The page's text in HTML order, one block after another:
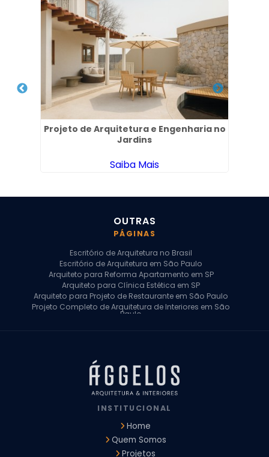
Projeto de Arquitetura e Engenharia no
Jardins
Saiba Mais
OUTRAS
PÁGINAS
Escritório de Arquitetura no Brasil
Escritório de Arquitetura em São Paulo
Arquiteto para Reforma Apartamento em SP
Arquiteto para Clínica Estética em SP
Arquiteto para Projeto de Restaurante em São Paulo
Projeto Completo de Arquitetura de Interiores em São
Paulo
Arquiteto para Projeto Comercial em São Paulo
Arquiteto Comercial
Arquiteto para Reforma de Apartamento
Arquiteto para Reforma Residencial
Arquitetura para Reforma de Casas
Design de Interiores Apartamentos
Design de Interiores Residencial
Empresa de Arquitetura e Design
INSTITUCIONAL
Home
Quem Somos
Projetos